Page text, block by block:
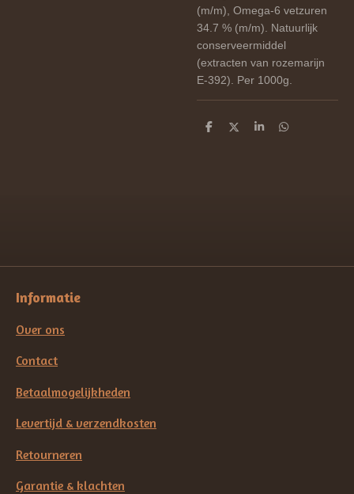
(m/m), Omega-6 vetzuren
34.7 % (m/m). Natuurlijk
conserveermiddel
(extracten van rozemarijn
E-392). Per 1000g.
D
D
S
D
Informatie
Over ons
Contact
Betaalmogelijkheden
Levertijd & verzendkosten
Retourneren
Garantie & klachten